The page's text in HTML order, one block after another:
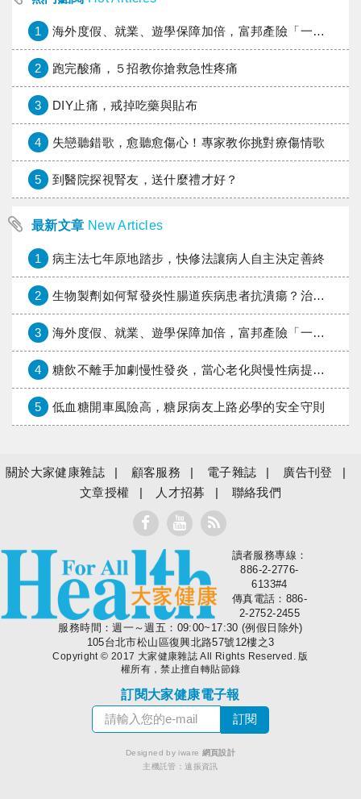
1 海外度假、就業、遊學保障加倍，富邦產險「一期逐夢」專案加碼遠距醫療與緊急救援
2 跑完酸痛，５招教你搶救急性疼痛
3 DIY止痛，戒掉吃藥與貼布
4 失戀聽錯歌，愈聽愈傷心！專家教你挑對療傷情歌
5 到醫院探視腎友，送什麼禮才好？
最新文章 New Articles
1 病主法七年原地踏步，快修法讓病人自主決定善終
2 生物製劑如何幫發炎性腸道疾病患者抗潰瘍？治療進展與健保給付困境一次看
3 海外度假、就業、遊學保障加倍，富邦產險「一期逐夢」專案加碼遠距醫療與緊急救援
4 糖飲不離手加劇慢性發炎，當心老化與慢性病提早報到
5 低血糖開車風險高，糖尿病友上路必學的安全守則
關於大家健康雜誌 顧客服務 電子雜誌
廣告刊登
文章授權
人才招募 聯絡我們
大家健康
讀者服務專線：
886-2-2776-
6133#4
傳真電話：886-
2-2752-2455
服務時間：週一～週五：09:00~17:30 (例假日除外)
105台北市松山區復興北路57號12樓之3
Copyright © 2017 大家健康雜誌 All Rights Reserved. 版
權所有，禁止擅自轉貼節錄
訂閱大家健康電子報
Designed by iware 網頁設計
主機託管：遠振資訊